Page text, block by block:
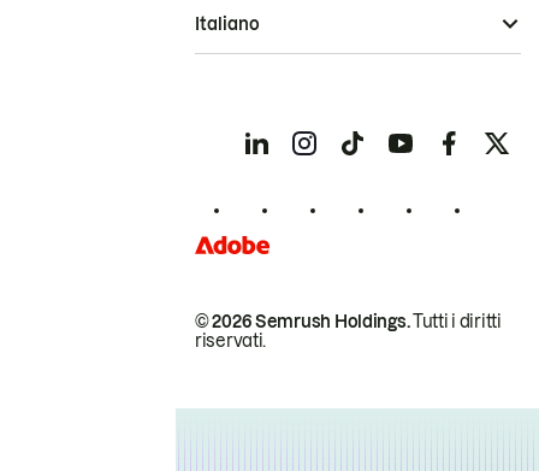
© 2026 Semrush Holdings.Tutti i diritti
riservati.
Italiano